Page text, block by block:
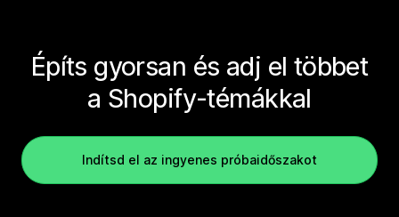
Építs gyorsan és adj el többet
a Shopify-témákkal
Indítsd el az ingyenes próbaidőszakot